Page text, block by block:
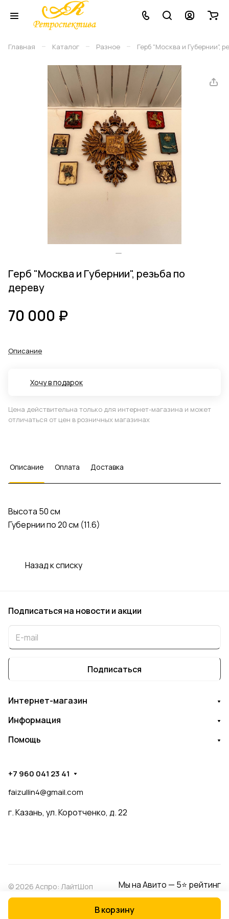
Главная – Каталог – Разное – Герб "Москва и Губернии",
Герб "Москва и Губернии", резьба по
дереву
70 000 ₽
В корзину
Описание
Хочу в подарок
Цена действительна только для интернет-магазина и может
отличаться от цен в розничных магазинах
Описание Оплата Доставка
Высота 50 см
Губернии по 20 см (11.6)
Назад к списку
Подписаться на новости и акции
Подписаться
Интернет-магазин
Информация
Помощь
+7 960 041 23 41
faizullin4@gmail.com
г. Казань, ул. Коротченко, д. 22
© 2026 Аспро: ЛайтШоп Мы на Авито — 5⭐ рейтинг
Оферта